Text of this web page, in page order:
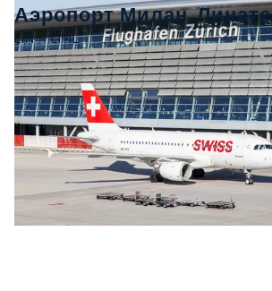
Аэропорт Милан-Линате
LIN - LIML